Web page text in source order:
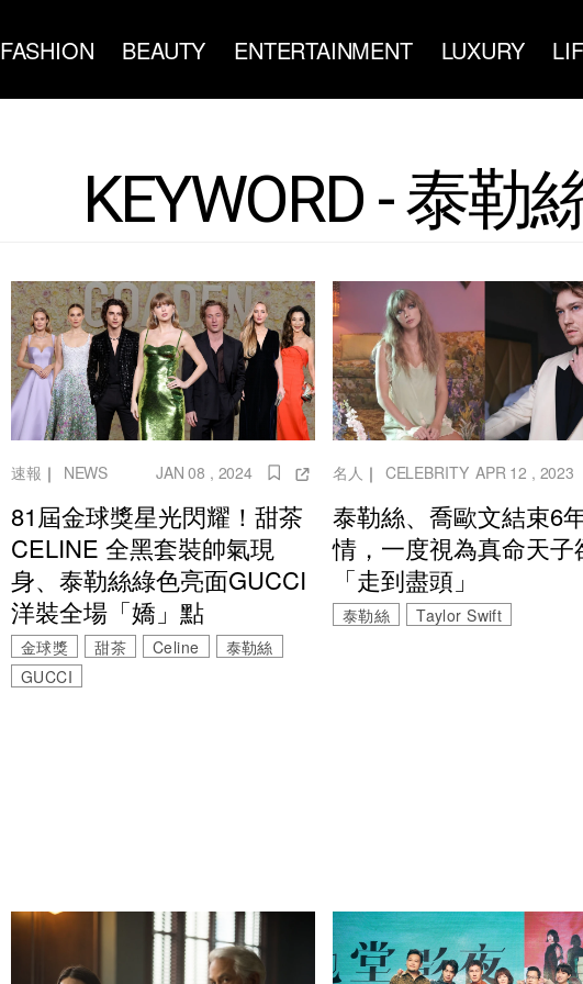
FASHION BEAUTY ENTERTAINMENT LUXURY
KEYWORD - 泰勒
速報 ｜ NEWS JAN 08 , 2024
81屆金球獎星光閃耀！甜茶
CELINE 全黑套裝帥氣現
身、泰勒絲綠色亮面GUCCI
洋裝全場「嬌」點
金球獎 甜茶 Celine
泰勒絲
GUCCI
名人 ｜ CELEBRITY APR 12 , 2023
泰勒絲、喬歐文結束6
情，一度視為真命天子
「走到盡頭」
泰勒絲 Taylor Swift